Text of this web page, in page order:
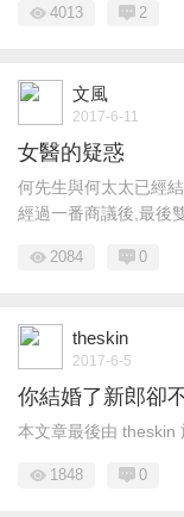
4013 2
文風
2017-6-11
女醫的疑惑
何先生與何太太已經
經過一番商議後,最後
2084 0
theskin
2017-6-5
你結婚了新郎卻
本文章最後由 theskin
1848 0